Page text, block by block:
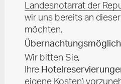
Landesnotarrat der
wir uns bereits an
möchten.
Wir bitten Sie,
Ihre
eigene Kosten)